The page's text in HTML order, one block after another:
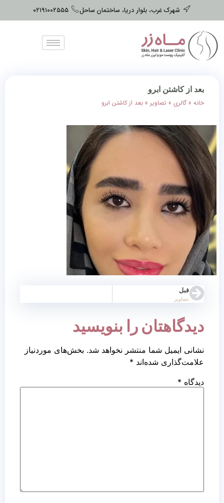
شهرک غرب، بلوار دریا، ساختمان ساحل ۰۲۱۹۱۰۰۲۵۵۵
بعد از کاشتن ابرو
خانه » گالری » تصاویر » بعد از کاشتن ابرو
قبل
تصاویر
دیدگاهتان را بنویسید
نشانی ایمیل شما منتشر نخواهد شد. بخش‌های موردنیاز
علامت‌گذاری شده‌اند *
دیدگاه *